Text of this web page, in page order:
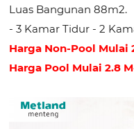
Luas Bangunan 88m2.
- 3 Kamar Tidur - 2
Harga Non-Pool Mulai
Harga Pool Mulai 2.8